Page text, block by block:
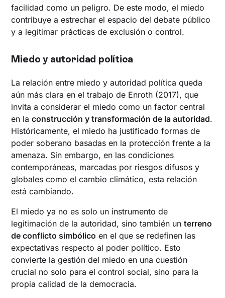
facilidad como un peligro. De este modo, el miedo
contribuye a estrechar el espacio del debate público
y a legitimar prácticas de exclusión o control.
Miedo y autoridad política
La relación entre miedo y autoridad política queda
aún más clara en el trabajo de Enroth (2017), que
invita a considerar el miedo como un factor central
en laconstrucción y transformación de la autoridad.
Históricamente, el miedo ha justificado formas de
poder soberano basadas en la protección frente a la
amenaza. Sin embargo, en las condiciones
contemporáneas, marcadas por riesgos difusos y
globales como el cambio climático, esta relación
está cambiando.
El miedo ya no es solo un instrumento de
legitimación de la autoridad, sino también unterreno
de conflicto simbólico en el que se redefinen las
expectativas respecto al poder político. Esto
convierte la gestión del miedo en una cuestión
crucial no solo para el control social, sino para la
propia calidad de la democracia.